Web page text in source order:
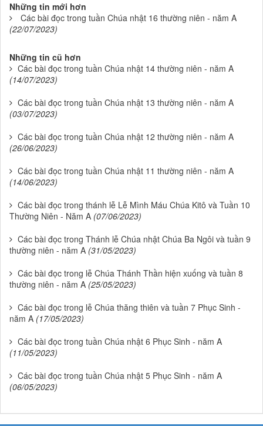
Những tin mới hơn
Các bài đọc trong tuần Chúa nhật 16 thường niên - năm A
(22/07/2023)
Những tin cũ hơn
Các bài đọc trong tuần Chúa nhật 14 thường niên - năm A
(14/07/2023)
Các bài đọc trong tuần Chúa nhật 13 thường niên - năm A
(03/07/2023)
Các bài đọc trong tuần Chúa nhật 12 thường niên - năm A
(26/06/2023)
Các bài đọc trong tuần Chúa nhật 11 thường niên - năm A
(14/06/2023)
Các bài đọc trong thánh lễ Lễ Mình Máu Chúa Kitô và Tuần 10
Thường Niên - Năm A (07/06/2023)
Các bài đọc trong Thánh lễ Chúa nhật Chúa Ba Ngôi và tuần 9
thường niên - năm A (31/05/2023)
Các bài đọc trong lễ Chúa Thánh Thần hiện xuống và tuần 8
thường niên - năm A (25/05/2023)
Các bài đọc trong lễ Chúa thăng thiên và tuần 7 Phục Sinh -
năm A (17/05/2023)
Các bài đọc trong tuần Chúa nhật 6 Phục Sinh - năm A
(11/05/2023)
Các bài đọc trong tuần Chúa nhật 5 Phục Sinh - năm A
(06/05/2023)